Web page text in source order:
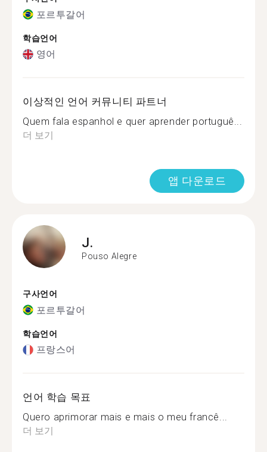
포르투갈어
학습언어
영어
이상적인 언어 커뮤니티 파트너
Quem fala espanhol e quer aprender portuguê...
더 보기
앱 다운로드
J.
Pouso Alegre
구사언어
포르투갈어
학습언어
프랑스어
언어 학습 목표
Quero aprimorar mais e mais o meu francê...
더 보기